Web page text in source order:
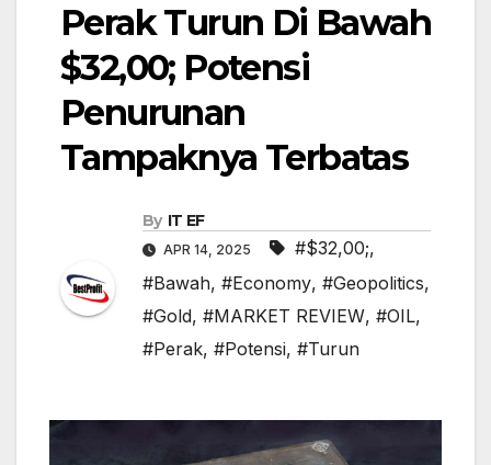
Perak Turun Di Bawah
$32,00; Potensi
Penurunan
Tampaknya Terbatas
By IT EF
APR 14, 2025 #$32,00;,
#Bawah, #Economy, #Geopolitics,
#Gold, #MARKET REVIEW, #OIL,
#Perak, #Potensi, #Turun